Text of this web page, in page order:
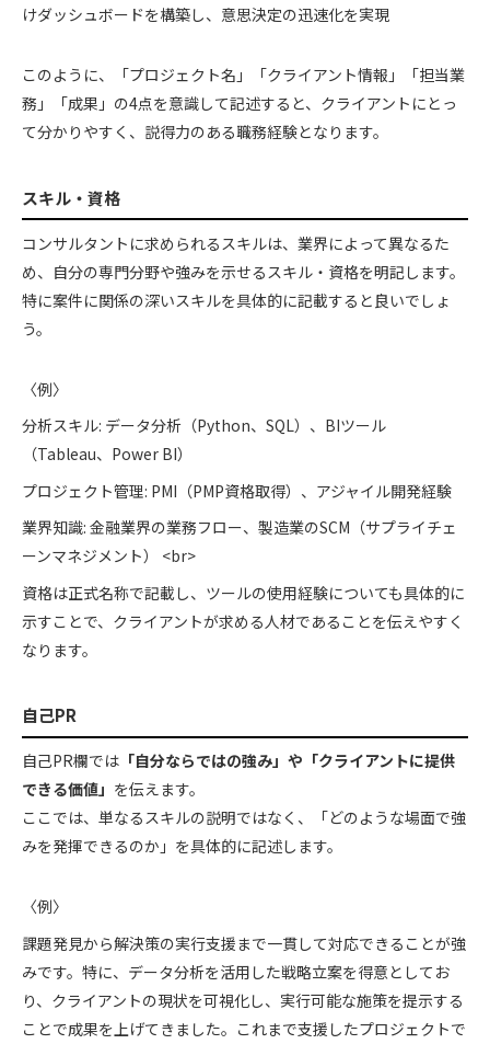
けダッシュボードを構築し、意思決定の迅速化を実現
このように、「プロジェクト名」「クライアント情報」「担当業
務」「成果」の4点を意識して記述すると、クライアントにとっ
て分かりやすく、説得力のある職務経験となります。
スキル・資格
コンサルタントに求められるスキルは、業界によって異なるた
め、自分の専門分野や強みを示せるスキル・資格を明記します。
特に案件に関係の深いスキルを具体的に記載すると良いでしょ
う。
〈例〉
分析スキル: データ分析（Python、SQL）、BIツール
（Tableau、Power BI）
プロジェクト管理: PMI（PMP資格取得）、アジャイル開発経験
業界知識: 金融業界の業務フロー、製造業のSCM（サプライチェ
ーンマネジメント） <br>
資格は正式名称で記載し、ツールの使用経験についても具体的に
示すことで、クライアントが求める人材であることを伝えやすく
なります。
自己PR
自己PR欄では 「自分ならではの強み」や「クライアントに提供
できる価値」 を伝えます。
ここでは、単なるスキルの説明ではなく、「どのような場面で強
みを発揮できるのか」を具体的に記述します。
〈例〉
課題発見から解決策の実行支援まで一貫して対応できることが強
みです。特に、データ分析を活用した戦略立案を得意としてお
り、クライアントの現状を可視化し、実行可能な施策を提示する
ことで成果を上げてきました。これまで支援したプロジェクトで